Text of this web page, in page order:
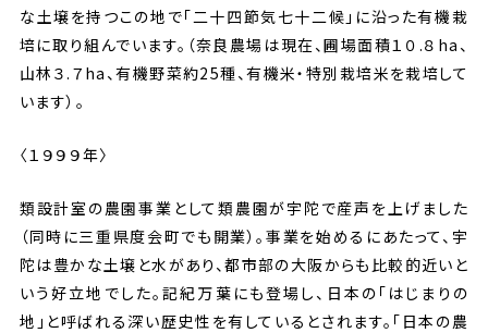
な土壌を持つこの地で「二十四節気七十二候」に沿った有機栽
培に取り組んでいます。（奈良農場は現在、圃場面積１０.８ha、
山林３.７ha、有機野菜約25種、有機米・特別栽培米を栽培して
います）。
〈１９９９年〉
類設計室の農園事業として類農園が宇陀で産声を上げました
（同時に三重県度会町でも開業）。事業を始めるにあたって、宇
陀は豊かな土壌と水があり、都市部の大阪からも比較的近いと
いう好立地でした。記紀万葉にも登場し、日本の「はじまりの
地」と呼ばれる深い歴史性を有しているとされます。「日本の農